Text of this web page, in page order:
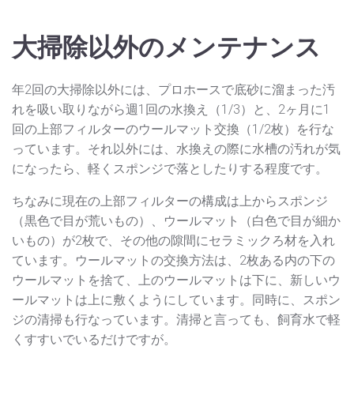
大掃除以外のメンテナンス
年2回の大掃除以外には、プロホースで底砂に溜まった汚
れを吸い取りながら週1回の水換え（1/3）と、2ヶ月に1
回の上部フィルターのウールマット交換（1/2枚）を行な
っています。それ以外には、水換えの際に水槽の汚れが気
になったら、軽くスポンジで落としたりする程度です。
ちなみに現在の上部フィルターの構成は上からスポンジ
（黒色で目が荒いもの）、ウールマット（白色で目が細か
いもの）が2枚で、その他の隙間にセラミックろ材を入れ
ています。ウールマットの交換方法は、2枚ある内の下の
ウールマットを捨て、上のウールマットは下に、新しいウ
ールマットは上に敷くようにしています。同時に、スポン
ジの清掃も行なっています。清掃と言っても、飼育水で軽
くすすいでいるだけですが。